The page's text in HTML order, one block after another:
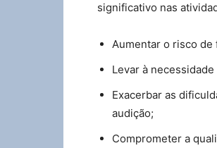
significativo nas
Aumentar o risco
Levar à
Exacerbar as
audição;
Comprometer a